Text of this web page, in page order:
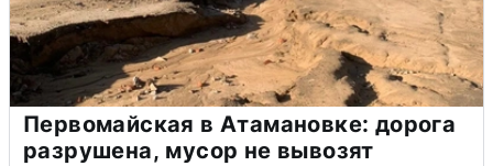
Первомайская в Атамановке: дорога
разрушена, мусор не вывозят